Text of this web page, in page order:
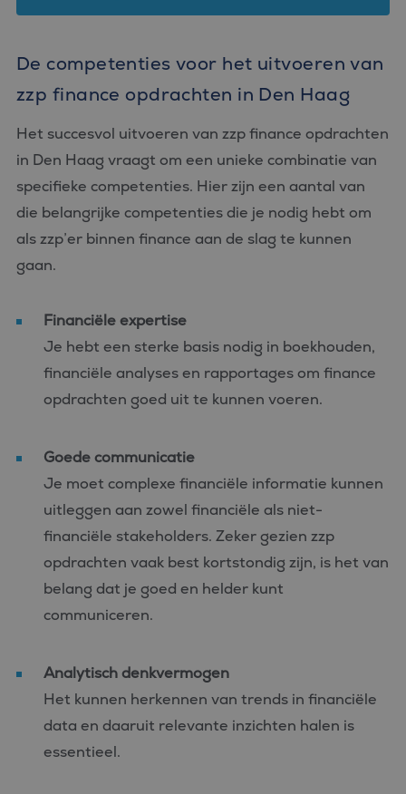
De competenties voor het uitvoeren van
zzp finance opdrachten in Den Haag
Het succesvol uitvoeren van zzp finance opdrachten
in Den Haag vraagt om een unieke combinatie van
specifieke competenties. Hier zijn een aantal van
die belangrijke competenties die je nodig hebt om
als zzp’er binnen finance aan de slag te kunnen
gaan.
Financiële expertise
Je hebt een sterke basis nodig in boekhouden,
financiële analyses en rapportages om finance
opdrachten goed uit te kunnen voeren.
Goedecommunicatie
Je moet complexe financiële informatie kunnen
uitleggen aan zowel financiële als niet-
financiële stakeholders. Zeker gezien zzp
opdrachten vaak best kortstondig zijn, is het van
belang dat je goed en helder kunt
communiceren.
Analytischdenkvermogen
Het kunnen herkennen van trends in financiële
data en daaruit relevante inzichten halen is
essentieel.